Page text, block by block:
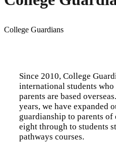
College Guardians
Since 2010, College
international students
parents are based
years, we have expanded
guardianship to parents of
eight through to students
pathways courses.